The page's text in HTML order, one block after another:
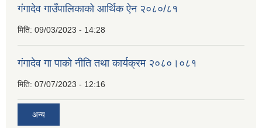
गंगादेव गाउँपालिकाको आर्थिक ऐन २०८०/८१
मिति: 09/03/2023 - 14:28
गंगादेव गा पाको नीति तथा कार्यक्रम २०८०।०८१
मिति: 07/07/2023 - 12:16
अन्य